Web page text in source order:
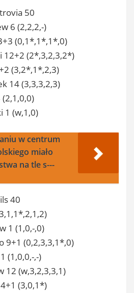
50
6 (2,2,2,-)
(0,1*,1*,1*,0)
12+2 (2*,3,2,3,2*)
(3,2*,1*,2,3)
14 (3,3,3,2,3)
1 (w,1,0)
w centrum
miało
na tle s---
40
1 (1,0,-,0)
9+1 (0,2,3,3,1*,0)
(1,0,0,-,-)
12 (w,3,2,3,3,1)
(3,0,1*)